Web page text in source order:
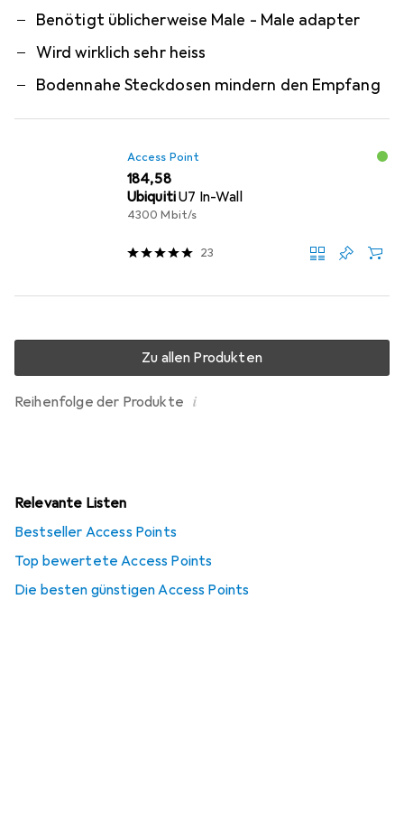
Benötigt üblicherweise Male - Male adapter
Wird wirklich sehr heiss
Bodennahe Steckdosen mindern den Empfang
Access Point
EUR
184,58
UbiquitiU7 In-Wall
4300 Mbit/s
23
Reihenfolge der Produkte i
Zu allen Produkten
Relevante Listen
Bestseller Access Points
Top bewertete Access Points
Die besten günstigen Access Points